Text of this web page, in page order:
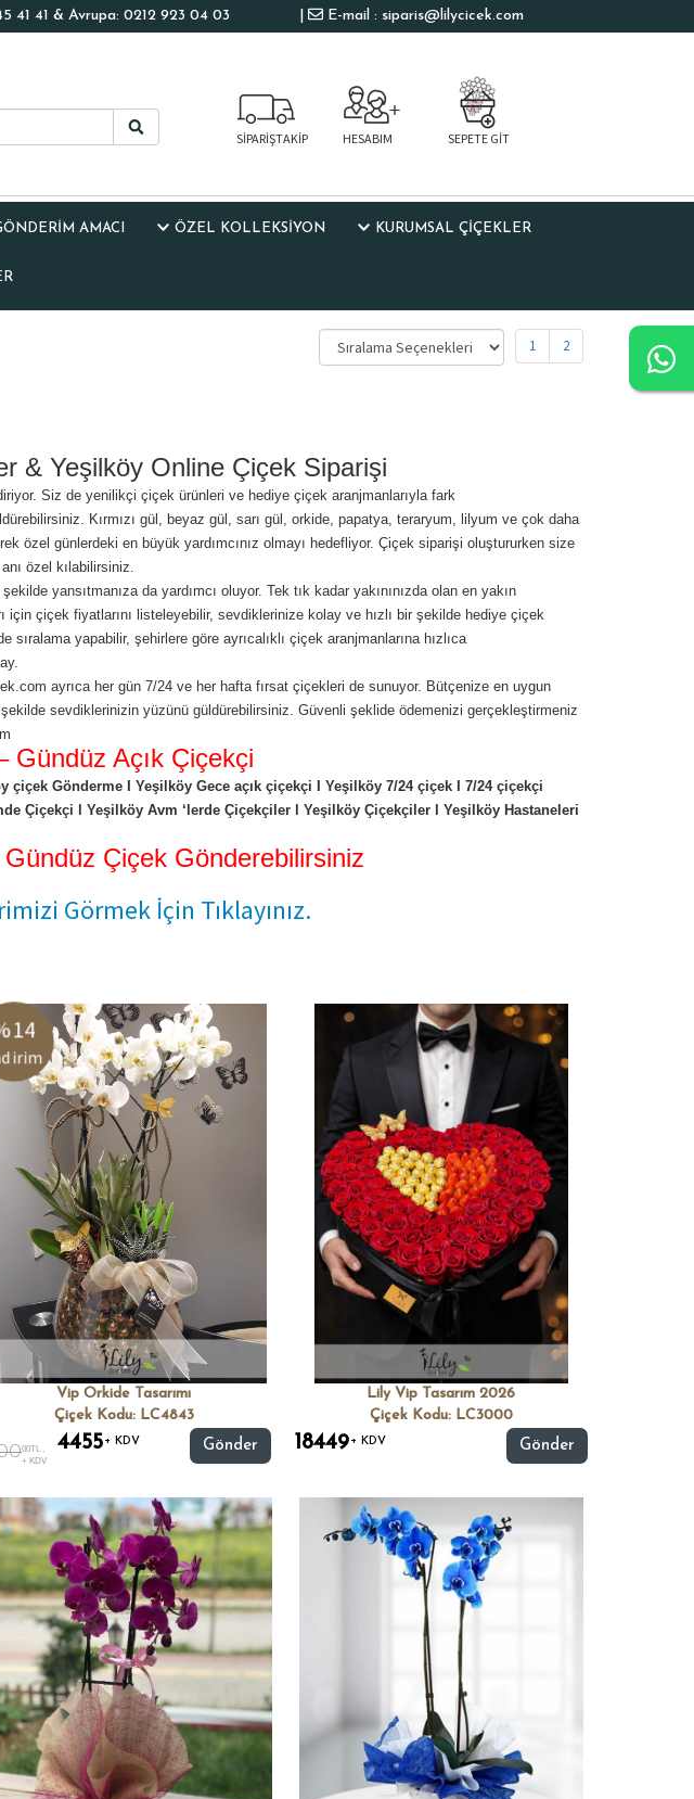
E-mail : siparis@lilycicek.com
41 41 & Avrupa: 0212 923 04 03
SİPARİŞTAKİP HESABIM SEPETE GİT
AMACI ÖZEL KOLLEKSIYON KURUMSAL ÇİÇEKLER
1 2
& Yeşilköy Online Çiçek Siparişi
Siz de yenilikçi çiçek ürünleri ve hediye çiçek aranjmanlarıyla fark
Kırmızı gül, beyaz gül, sarı gül, orkide, papatya, teraryum, lilyum ve çok daha
özel günlerdeki en büyük yardımcınız olmayı hedefliyor. Çiçek siparişi oluştururken size
özel kılabilirsiniz.
yansıtmanıza da yardımcı oluyor. Tek tık kadar yakınınızda olan en yakın
çiçek fiyatlarını listeleyebilir, sevdiklerinize kolay ve hızlı bir şekilde hediye çiçek
yapabilir, şehirlere göre ayrıcalıklı çiçek aranjmanlarına hızlıca
ayrıca her gün 7/24 ve her hafta fırsat çiçekleri de sunuyor. Bütçenize en uygun
sevdiklerinizin yüzünü güldürebilirsiniz. Güvenli şeklide ödemenizi gerçekleştirmeniz
Gündüz Açık Çiçekçi
Gönderme I Yeşilköy Gece açık çiçekçi I Yeşilköy 7/24 çiçek I 7/24 çiçekçi
l Yeşilköy Avm ‘lerde Çiçekçiler l Yeşilköy Çiçekçiler l Yeşilköy Hastaneleri
Çiçek Gönderebilirsiniz
Görmek İçin Tıklayınız.
Vip Orkide Tasarımı
Çiçek Kodu: LC4843
00TL ,
+ KDV
4455+ KDV Gönder
Lily Vip Tasarım 2026
Çiçek Kodu: LC3000
18449 + KDV Gönder